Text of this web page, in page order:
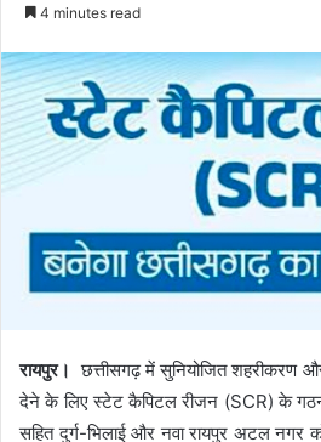
4 minutes read
रायपुर। छत्तीसगढ़ में सुनियोजित शहरीकरण
देने के लिए स्टेट कैपिटल रीजन (SCR) के
सहित दुर्ग-भिलाई और नवा रायपुर अटल नगर